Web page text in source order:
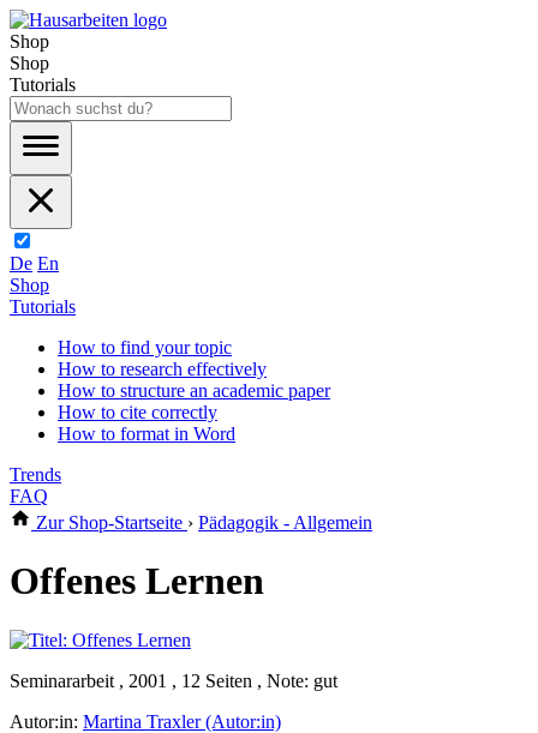
Shop
Shop
Tutorials
De En
Shop
Tutorials
How to find your topic
How to research effectively
How to structure an academic paper
How to cite correctly
How to format in Word
Trends
FAQ
Zur Shop-Startseite › Pädagogik - Allgemein
Offenes Lernen
Seminararbeit , 2001 , 12 Seiten , Note: gut
Autor:in: Martina Traxler (Autor:in)